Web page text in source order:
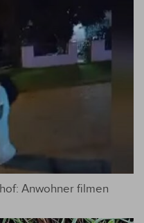
Anwohner filmen